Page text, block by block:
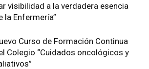
visibilidad a la verdadera esencia
la Enfermería”
Curso de Formación Continua
Colegio “Cuidados oncológicos y